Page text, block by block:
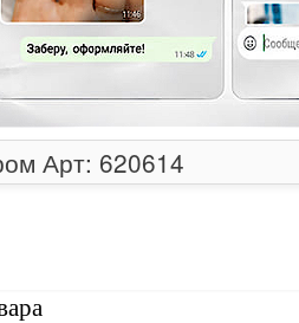
Арт: 620614